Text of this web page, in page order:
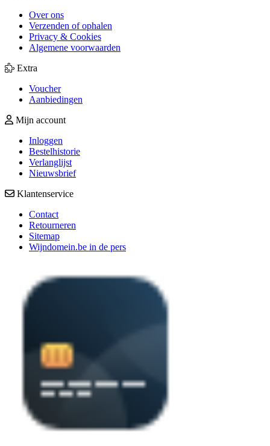
Over ons
Verzenden of ophalen
Privacy & Cookies
Algemene voorwaarden
Extra
Voucher
Aanbiedingen
Mijn account
Inloggen
Bestelhistorie
Verlanglijst
Nieuwsbrief
Klantenservice
Contact
Retourneren
Sitemap
Wijndomein.be in de pers